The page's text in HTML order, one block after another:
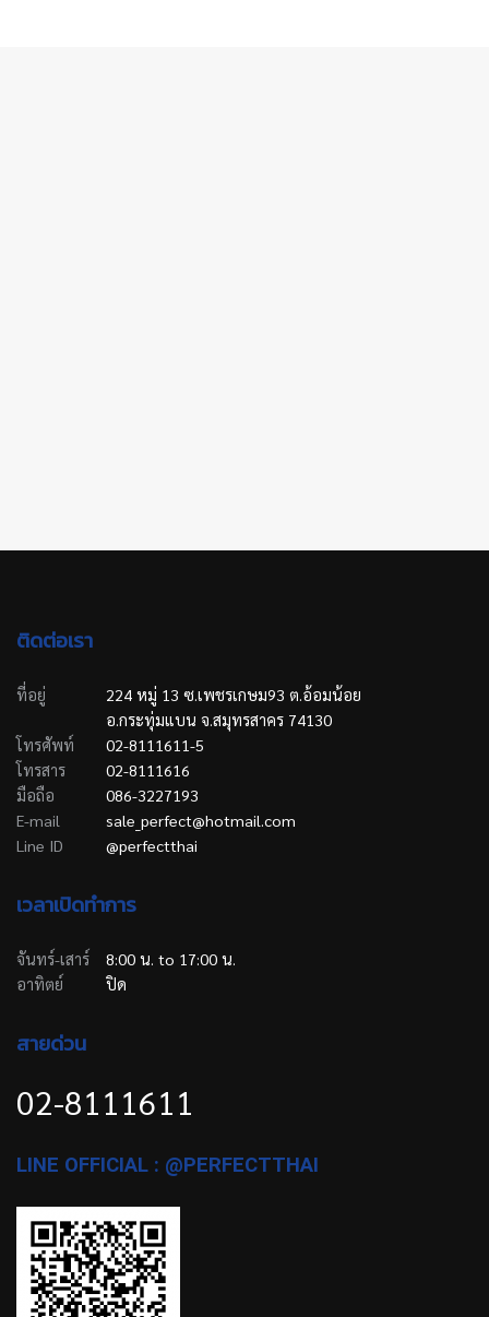
ติดต่อเรา
ที่อยู่
224 หมู่ 13 ซ.เพชรเกษม93 ต.อ้อมน้อย
อ.กระทุ่มแบน จ.สมุทรสาคร 74130
โทรศัพท์
02-8111611-5
โทรสาร
02-8111616
มือถือ
086-3227193
E-mail
sale_perfect@hotmail.com
Line ID
@perfectthai
เวลาเปิดทำการ
จันทร์-เสาร์
8:00 น. to 17:00 น.
อาทิตย์
ปิด
สายด่วน
02-8111611
LINE OFFICIAL : @PERFECTTHAI